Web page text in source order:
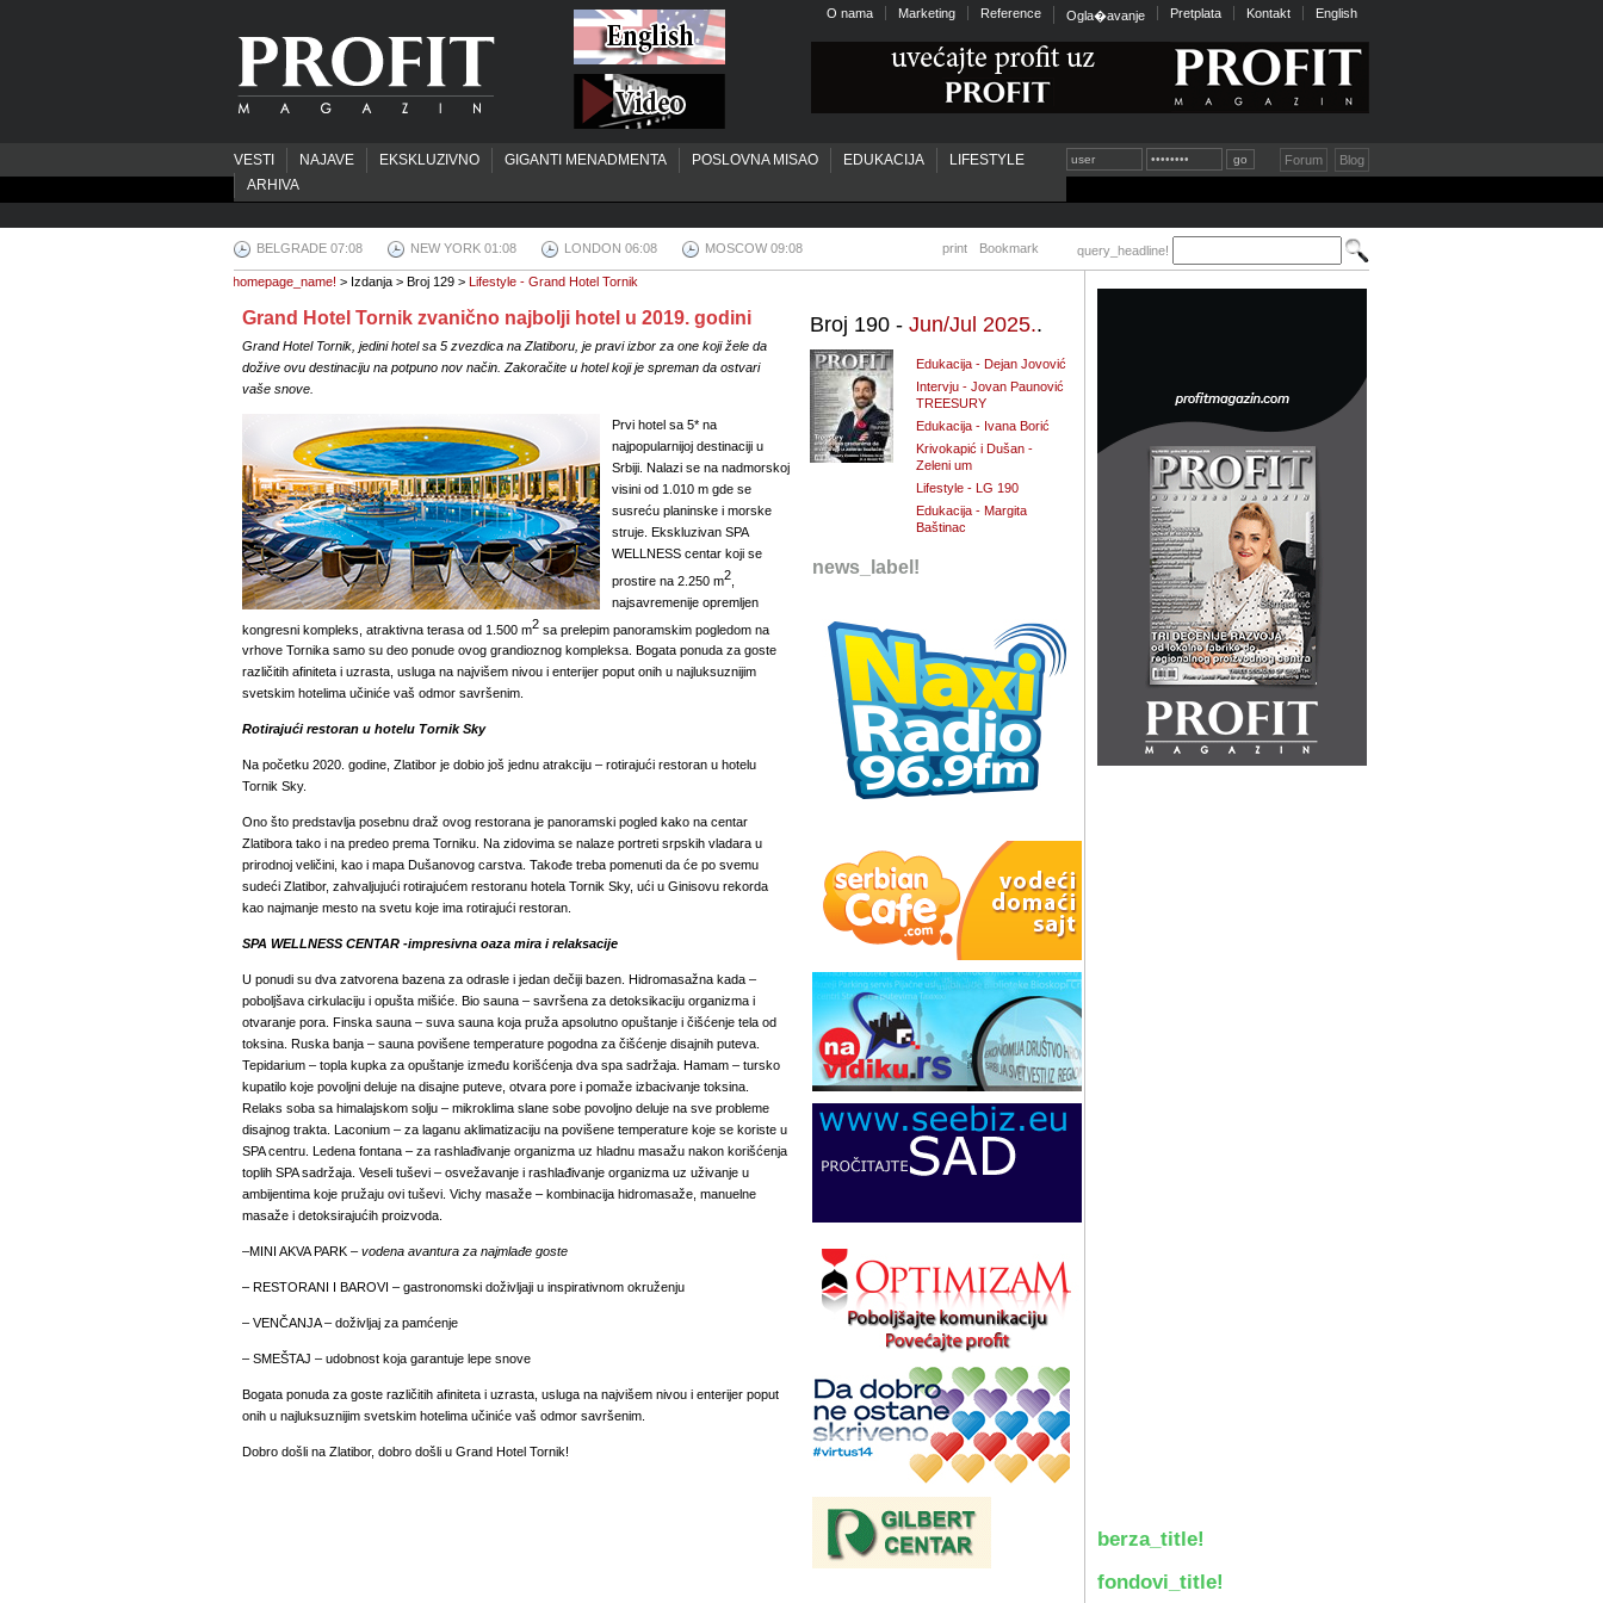
VESTI NAJAVE EKSKLUZIVNO GIGANTI MENADMENTA POSLOVNA MISAO EDUKACIJA
LIFESTYLE
ARHIVA
O nama Marketing Reference Ogla�avanje Pretplata Kontakt English
Blog
Forum
BELGRADE 07:08 NEW YORK 01:08 LONDON 06:08 MOSCOW 09:08 print Bookmark query_headline!
homepage_name! > Izdanja > Broj 129 > Lifestyle - Grand Hotel Tornik
Grand Hotel Tornik zvanično najbolji hotel u 2019. godini
Grand Hotel Tornik, jedini hotel sa 5 zvezdica na Zlatiboru, je pravi izbor za one koji žele da
dožive ovu destinaciju na potpuno nov način. Zakoračite u hotel koji je spreman da ostvari
vaše snove.
Prvi hotel sa 5* na
najpopularnijoj destinaciji u
Srbiji. Nalazi se na nadmorskoj
visini od 1.010 m gde se
susreću planinske i morske
struje. Ekskluzivan SPA
WELLNESS centar koji se
prostire na 2.250 m2
najsavremenije opremljen
kongresni kompleks, atraktivna terasa od 1.500 m2 sa prelepim panoramskim pogledom na
vrhove Tornika samo su deo ponude ovog grandioznog kompleksa. Bogata ponuda za goste
različitih afiniteta i uzrasta, usluga na najvišem nivou i enterijer poput onih u najluksuznijim
svetskim hotelima učiniće vaš odmor savršenim.
Rotirajući restoran u hotelu Tornik Sky
Na početku 2020. godine, Zlatibor je dobio još jednu atrakciju – rotirajući restoran u hotelu
Tornik Sky.
Ono što predstavlja posebnu draž ovog restorana je panoramski pogled kako na centar
Zlatibora tako i na predeo prema Torniku. Na zidovima se nalaze portreti srpskih vladara u
prirodnoj veličini, kao i mapa Dušanovog carstva. Takođe treba pomenuti da će po svemu
sudeći Zlatibor, zahvaljujući rotirajućem restoranu hotela Tornik Sky, ući u Ginisovu rekorda
kao najmanje mesto na svetu koje ima rotirajući restoran.
SPA WELLNESS CENTAR -impresivna oaza mira i relaksacije
U ponudi su dva zatvorena bazena za odrasle i jedan dečiji bazen. Hidromasažna kada –
poboljšava cirkulaciju i opušta mišiće. Bio sauna – savršena za detoksikaciju organizma i
otvaranje pora. Finska sauna – suva sauna koja pruža apsolutno opuštanje i čišćenje tela od
toksina. Ruska banja – sauna povišene temperature pogodna za čišćenje disajnih puteva.
Tepidarium – topla kupka za opuštanje između korišćenja dva spa sadržaja. Hamam – tursko
kupatilo koje povoljni deluje na disajne puteve, otvara pore i pomaže izbacivanje toksina.
Relaks soba sa himalajskom solju – mikroklima slane sobe povoljno deluje na sve probleme
disajnog trakta. Laconium – za laganu aklimatizaciju na povišene temperature koje se koriste u
SPA centru. Ledena fontana – za rashlađivanje organizma uz hladnu masažu nakon korišćenja
toplih SPA sadržaja. Veseli tuševi – osvežavanje i rashlađivanje organizma uz uživanje u
ambijentima koje pružaju ovi tuševi. Vichy masaže – kombinacija hidromasaže, manuelne
masaže i detoksirajućih proizvoda.
–MINI AKVA PARK – vodena avantura za najmlađe goste
– RESTORANI I BAROVI – gastronomski doživljaji u inspirativnom okruženju
– VENČANJA– doživljaj za pamćenje
– SMEŠTAJ – udobnost koja garantuje lepe snove
Bogata ponuda za goste različitih afiniteta i uzrasta, usluga na najvišem nivou i enterijer poput
onih u najluksuznijim svetskim hotelima učiniće vaš odmor savršenim.
Dobro došli na Zlatibor, dobro došli u Grand Hotel Tornik!
Broj 190 - Jun/Jul 2025..
Edukacija - Dejan Jovović
Intervju - Jovan Paunović
TREESURY
Edukacija - Ivana Borić
Krivokapić i Dušan -
Zeleni um
Lifestyle - LG 190
Edukacija - Margita
Baštinac
news_label!
berza_title!
fondovi_title!